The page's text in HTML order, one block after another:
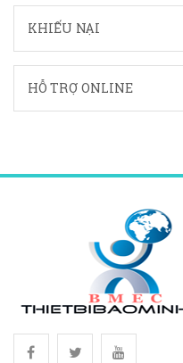
KHIẾU NẠI
HỖ TRỢ ONLINE